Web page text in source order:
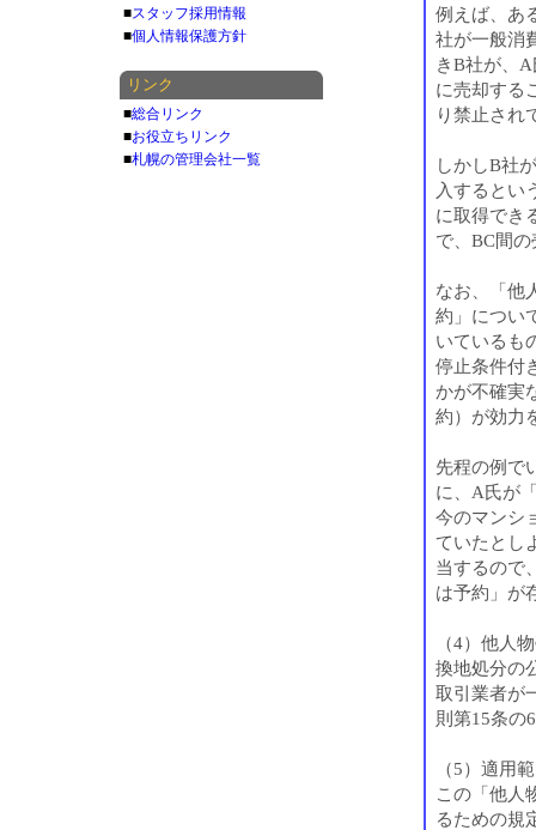
例えば、あ
社が一般消
きB社が、
に売却する
り禁止され
しかしB社
入するとい
に取得でき
で、BC間
なお、「他
約」につい
いているも
停止条件付
かが不確実
約）が効力
先程の例で
に、A氏が
今のマンシ
ていたとし
当するので
は予約」が
（4）他人
換地処分の
取引業者が
則第15条の
（5）適用
この「他人
るための規
■スタッフ採用情報
■個人情報保護方針
リンク
■総合リンク
■お役立ちリンク
■札幌の管理会社一覧